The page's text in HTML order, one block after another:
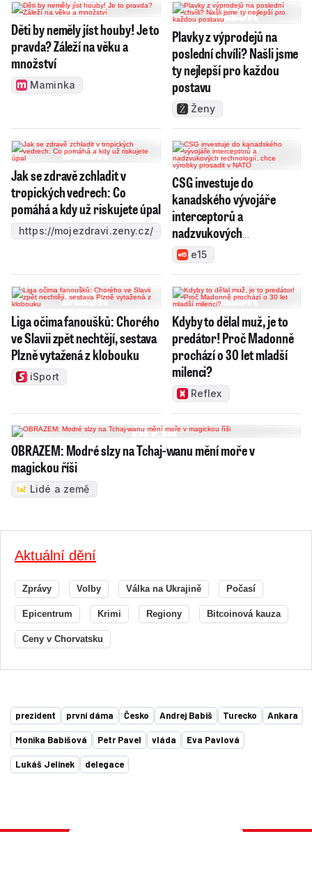
Děti by neměly jíst houby! Je to
pravda? Záleží na věku a
množství
Maminka
Plavky z výprodejů na
poslední chvíli? Našli jsme
ty nejlepší pro každou
postavu
Ženy
Jak se zdravě zchladit v
tropických vedrech: Co
pomáhá a kdy už riskujete úpal
https://mojezdravi.zeny.cz/
CSG investuje do
kanadského vývojáře
interceptorů a
nadzvukových
technologií, chce výrobky
prosadit v NATO
e15
Liga očima fanoušků: Chorého
ve Slavii zpět nechtějí, sestava
Plzně vytažená z klobouku
iSport
Kdyby to dělal muž, je to
predátor! Proč Madonně
prochází o 30 let mladší
milenci?
Reflex
OBRAZEM: Modré slzy na Tchaj-wanu mění moře v
magickou říši
Lidé a země
Aktuální dění
Zprávy Volby Válka na Ukrajině Počasí
Epicentrum Krimi Regiony Bitcoinová kauza
Ceny v Chorvatsku
prezident první dáma Česko Andrej Babiš Turecko Ankara
Monika Babišová Petr Pavel vláda Eva Pavlová
Lukáš Jelínek delegace